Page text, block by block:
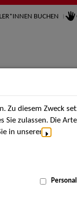
BUCHEN
Termine
MENÜ
Zu diesem Zweck
Sie zulassen. Die
in unserer